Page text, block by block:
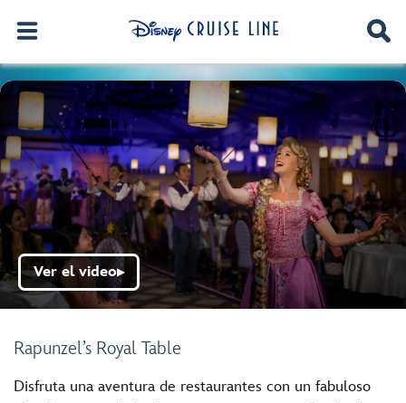
Rapunzel’s Royal Table
Ver el video▶
Disfruta una aventura de restaurantes con un fabuloso